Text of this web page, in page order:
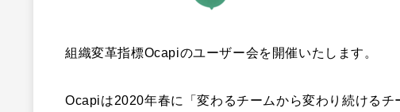
組織変革指標Ocapiのユーザー会を開催いたします。
Ocapiは2020年春に「変わるチームから変わり続けるチ